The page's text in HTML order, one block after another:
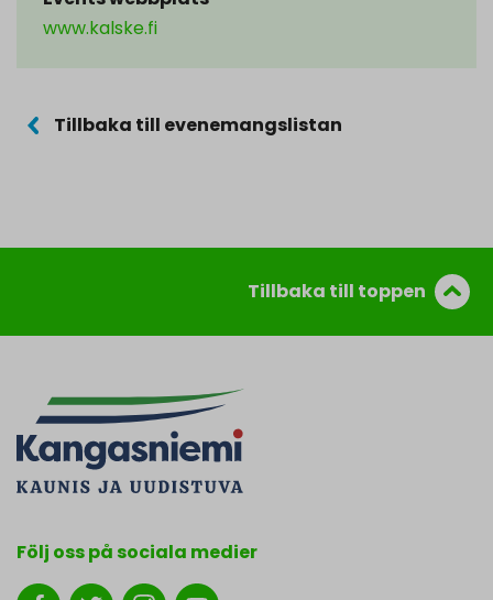
www.kalske.fi
Tillbaka till evenemangslistan
Tillbaka till toppen
Följ oss på sociala medier